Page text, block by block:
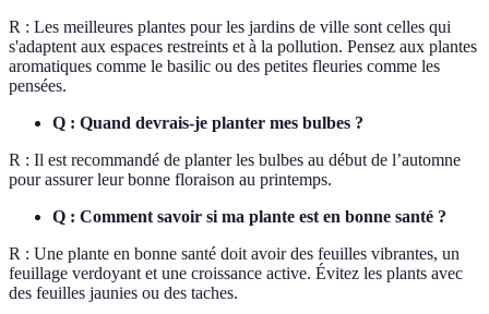
R : Les meilleures plantes pour les jardins de ville sont celles qui
s'adaptent aux espaces restreints et à la pollution. Pensez aux plantes
aromatiques comme le basilic ou des petites fleuries comme les
pensées.
Q : Quand devrais-je planter mes bulbes ?
R : Il est recommandé de planter les bulbes au début de l’automne
pour assurer leur bonne floraison au printemps.
Q : Comment savoir si ma plante est en bonne santé ?
R : Une plante en bonne santé doit avoir des feuilles vibrantes, un
feuillage verdoyant et une croissance active. Évitez les plants avec
des feuilles jaunies ou des taches.